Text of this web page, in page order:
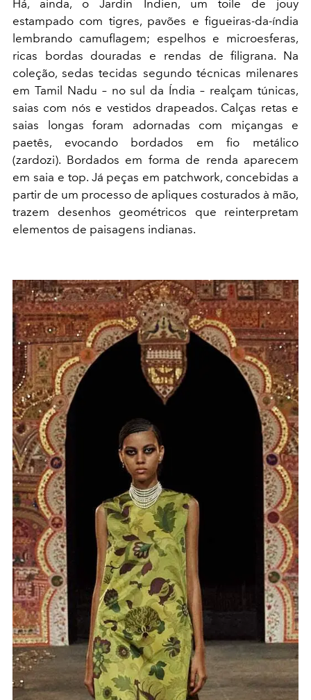
Há, ainda, o Jardin Indien, um toile de jouy
estampado com tigres, pavões e figueiras-da-índia
lembrando camuflagem; espelhos e microesferas,
ricas bordas douradas e rendas de filigrana. Na
coleção, sedas tecidas segundo técnicas milenares
em Tamil Nadu – no sul da Índia – realçam túnicas,
saias com nós e vestidos drapeados. Calças retas e
saias longas foram adornadas com miçangas e
paetês, evocando bordados em fio metálico
(zardozi). Bordados em forma de renda aparecem
em saia e top. Já peças em patchwork, concebidas a
partir de um processo de apliques costurados à mão,
trazem desenhos geométricos que reinterpretam
elementos de paisagens indianas.